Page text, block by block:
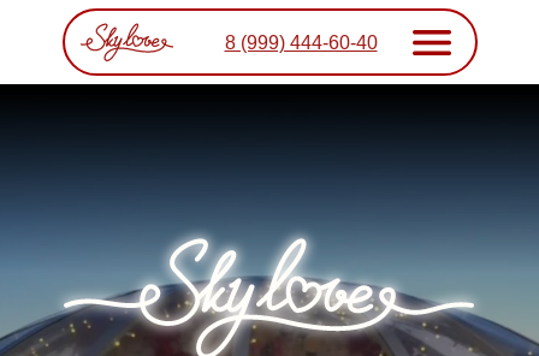
8 (999) 444-60-40